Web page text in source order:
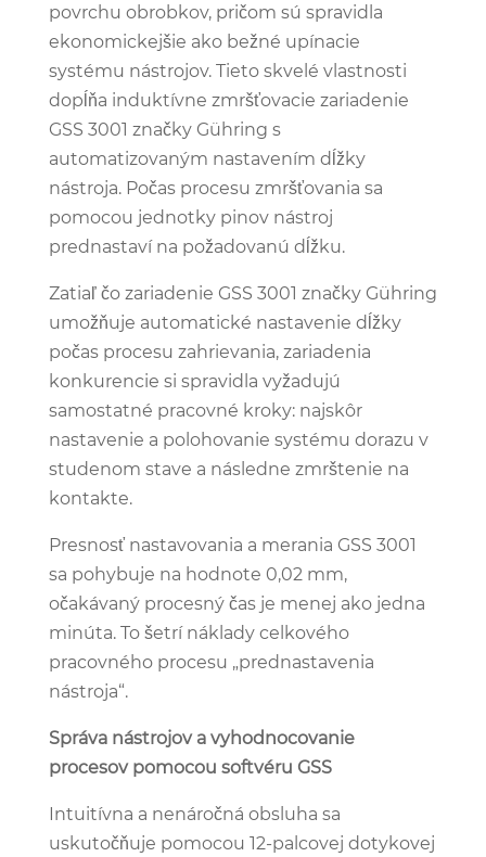
povrchu obrobkov, pričom sú spravidla
ekonomickejšie ako bežné upínacie
systému nástrojov. Tieto skvelé vlastnosti
dopĺňa induktívne zmršťovacie zariadenie
GSS 3001 značky Gühring s
automatizovaným nastavením dĺžky
nástroja. Počas procesu zmršťovania sa
pomocou jednotky pinov nástroj
prednastaví na požadovanú dĺžku.
Zatiaľ čo zariadenie GSS 3001 značky Gühring
umožňuje automatické nastavenie dĺžky
počas procesu zahrievania, zariadenia
konkurencie si spravidla vyžadujú
samostatné pracovné kroky: najskôr
nastavenie a polohovanie systému dorazu v
studenom stave a následne zmrštenie na
kontakte.
Presnosť nastavovania a merania GSS 3001
sa pohybuje na hodnote 0,02 mm,
očakávaný procesný čas je menej ako jedna
minúta. To šetrí náklady celkového
pracovného procesu „prednastavenia
nástroja“.
Správa nástrojov a vyhodnocovanie
procesov pomocou softvéru GSS
Intuitívna a nenáročná obsluha sa
uskutočňuje pomocou 12-palcovej dotykovej